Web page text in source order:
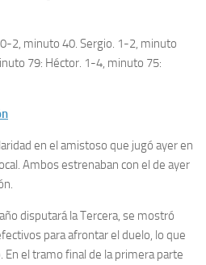
2, minuto 40. Sergio. 1-2, minuto
79: Héctor. 1-4, minuto 75:
en el amistoso que jugó ayer en
Ambos estrenaban con el de ayer
disputará la Tercera, se mostró
para afrontar el duelo, lo que
el tramo final de la primera parte